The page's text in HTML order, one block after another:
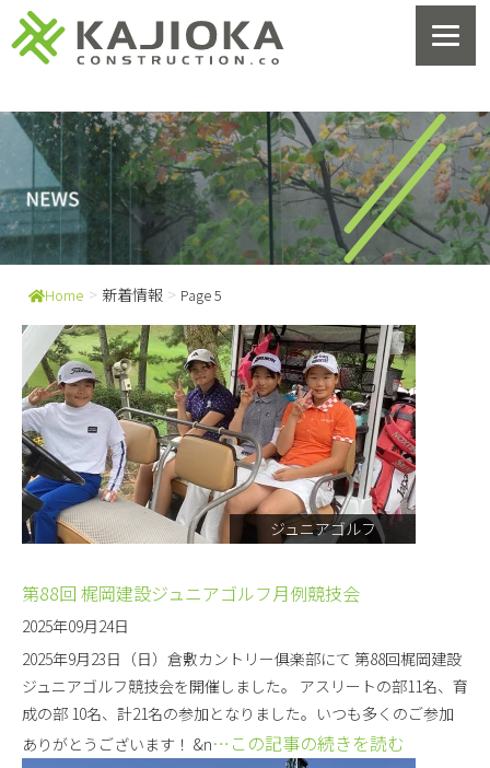
Home > 新着情報 > Page 5
ジュニアゴルフ
第88回 梶岡建設ジュニアゴルフ月例競技会
2025年09月24日
2025年9月23日（日）倉敷カントリー俱楽部にて 第88回梶岡建設
ジュニアゴルフ競技会を開催しました。 アスリートの部11名、育
成の部 10名、計21名の参加となりました。いつも多くのご参加
ありがとうございます！ &n…この記事の続きを読む